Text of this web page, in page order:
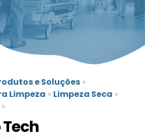
e Soluções »
Limpeza » Limpeza Seca »
»